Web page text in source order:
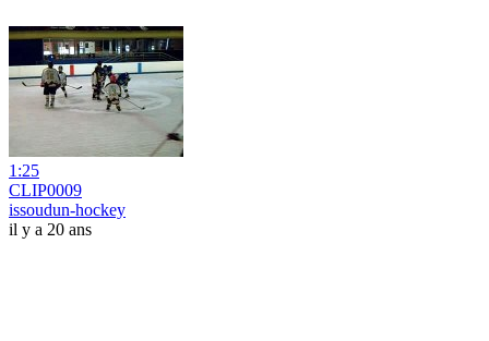
1:25
CLIP0009
issoudun-hockey
il y a 20 ans